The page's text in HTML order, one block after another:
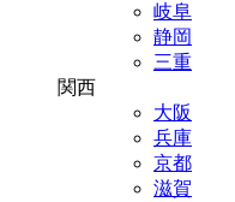
岐阜
静岡
三重
関西
大阪
兵庫
京都
滋賀